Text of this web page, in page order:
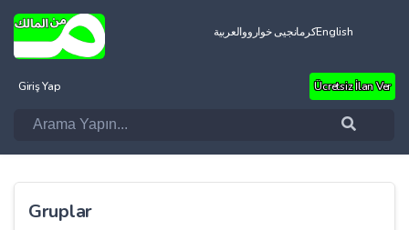
العربيةکرمانجیی خوارووEnglish
Giriş Yap Ücretsiz İlan Ver
Gruplar